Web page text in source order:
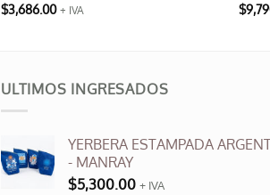
$3,686.00 + IVA
$
ULTIMOS INGRESADOS
YERBERA ESTAMPADA
- MANRAY
$5,300.00 + IVA